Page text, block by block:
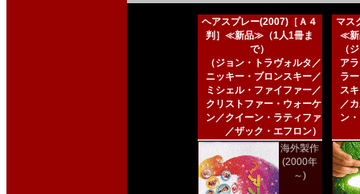
ヘアスプレー(2007)［Ａ４
判］≪新品≫（1人1冊ま
で）
（ジョン・トラヴォルタ／
ニッキー・ブロンスキー／
ミシェル・ファイファー／
クリストファー・ウォーケ
ン／クイーン・ラティファ
／ザック・エフロン）
海外製作
(2000年
～)
マス
≪新
（
ア
ラ
ス
／
ン